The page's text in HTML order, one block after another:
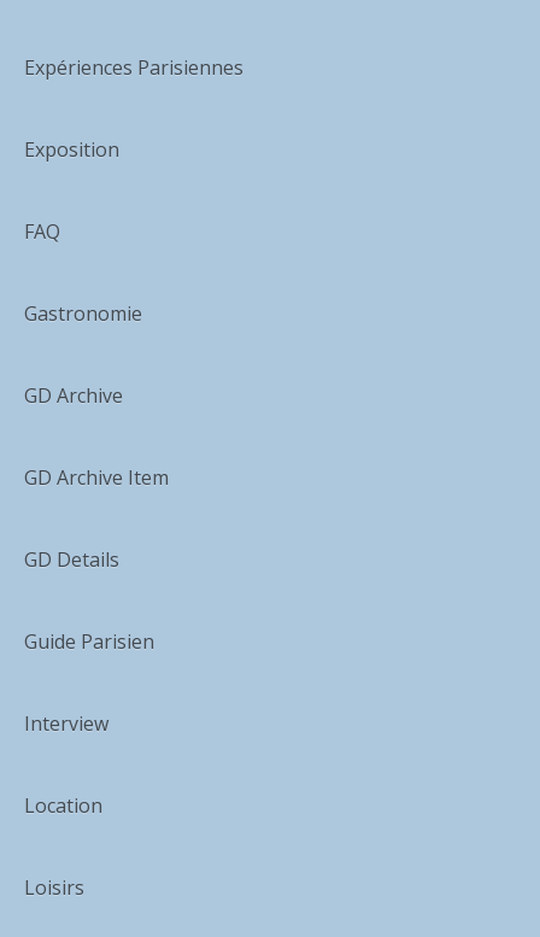
Expériences Parisiennes
Exposition
FAQ
Gastronomie
GD Archive
GD Archive Item
GD Details
Guide Parisien
Interview
Location
Loisirs